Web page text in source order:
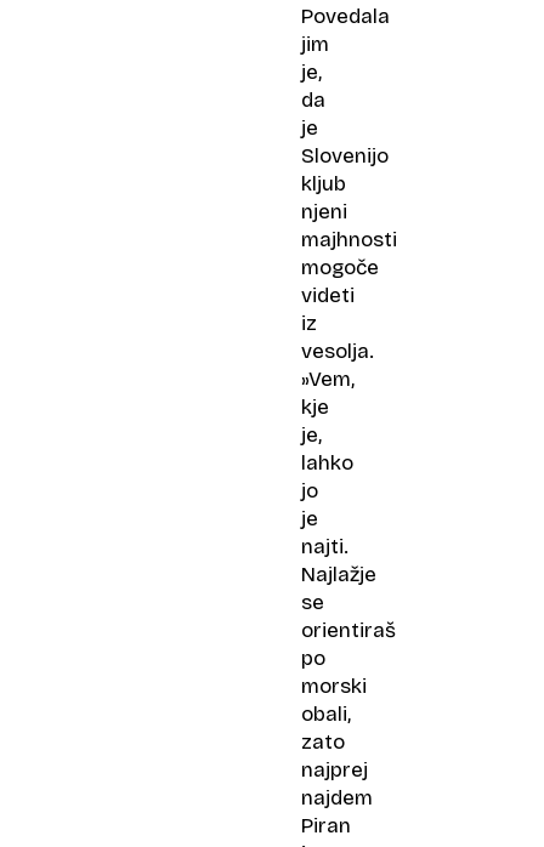
Povedala
jim
je,
da
je
Slovenijo
kljub
njeni
majhnosti
mogoče
videti
iz
vesolja.
»Vem,
kje
je,
lahko
jo
je
najti.
Najlažje
se
orientiraš
po
morski
obali,
zato
najprej
najdem
Piran